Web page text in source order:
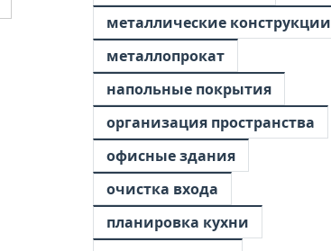
металлические конструкции
металлопрокат
напольные покрытия
организация пространства
офисные здания
очистка входа
планировка кухни